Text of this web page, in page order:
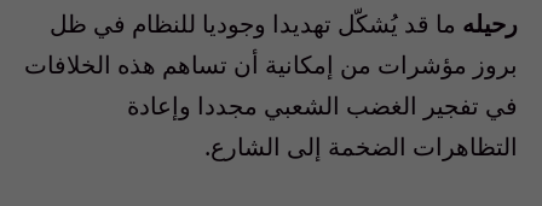
رحيله ما قد يُشكّل تهديدا وجوديا للنظام في ظل
بروز مؤشرات من إمكانية أن تساهم هذه الخلافات
في تفجير الغضب الشعبي مجددا وإعادة
التظاهرات الضخمة إلى الشارع.